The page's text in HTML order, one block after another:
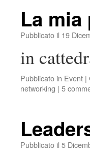
La mia
Pubblicato il 19
in
Pubblicato in Event |
networking | 5
Pubblicato il 5